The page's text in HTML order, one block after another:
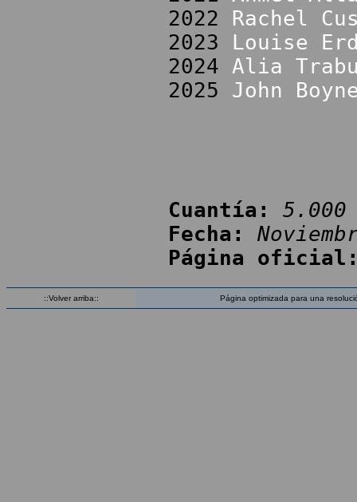
2022 Rachel
2023 Louise
2024 Alia
2025 John
Cuantía:
Fecha:
Página
::Volver arriba:: Página optimizada para una